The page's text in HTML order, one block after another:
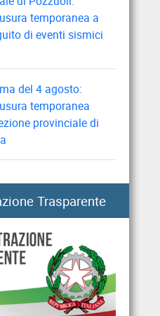
temporanea a
di eventi sismici
temporanea
provinciale di
in caso di
trattenute
Telecomunicazioni:
contenuti e
contabili
Trasparente